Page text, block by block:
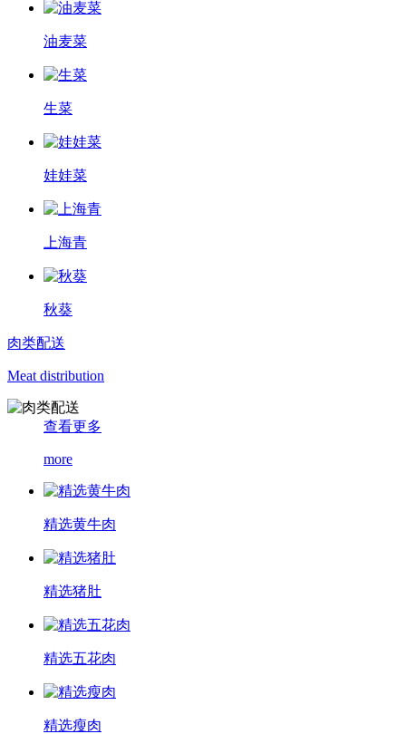
油麦菜
生菜
娃娃菜
上海青
秋葵
肉类配送
Meat distribution
查看更多
more
精选黄牛肉
精选猪肚
精选五花肉
精选瘦肉